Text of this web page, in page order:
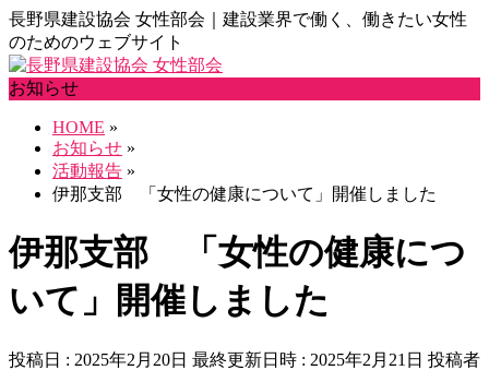
長野県建設協会 女性部会｜建設業界で働く、働きたい女性
のためのウェブサイト
お知らせ
HOME »
お知らせ »
活動報告 »
伊那支部 「女性の健康について」開催しました
伊那支部 「女性の健康につ
いて」開催しました
投稿日 : 2025年2月20日 最終更新日時 : 2025年2月21日 投稿者